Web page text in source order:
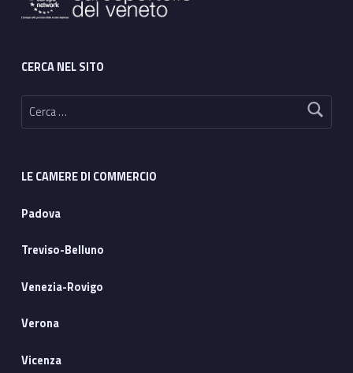
CERCA NEL SITO
Ricerca per:
LE CAMERE DI COMMERCIO
Padova
Treviso-Belluno
Venezia-Rovigo
Verona
Vicenza